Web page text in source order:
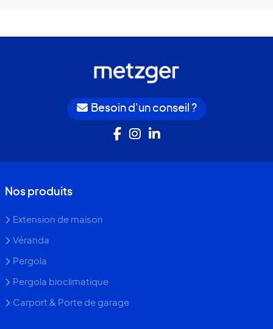
Besoin d'un conseil ?
Extension de maison
Véranda
Pergola
Pergola bioclimatique